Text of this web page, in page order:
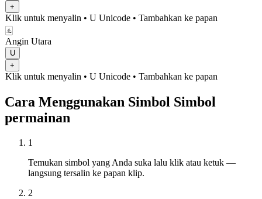
+
Klik untuk menyalin • U Unicode • Tambahkan ke papan
🀃
Angin Utara
U
+
Klik untuk menyalin • U Unicode • Tambahkan ke papan
Cara Menggunakan Simbol Simbol
permainan
1
Temukan simbol yang Anda suka lalu klik atau ketuk —
langsung tersalin ke papan klip.
2